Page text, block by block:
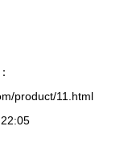
product/11.html